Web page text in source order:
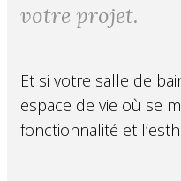
votre projet.
Et si votre salle de
espace de vie où se
fonctionnalité et